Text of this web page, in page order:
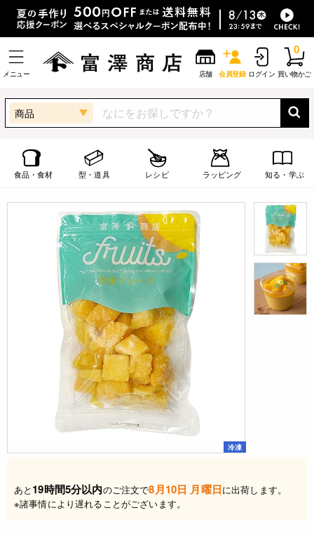
メニュー 店舗 会員登録 ログイン 買い物かご
0
商品
食品・食材 型・道具 レシピ ラッピング 知る・学ぶ
冷凍
あと 19時間5分以内のご注文で8月10日 月曜日に出荷します。
※諸事情により遅れることがございます。